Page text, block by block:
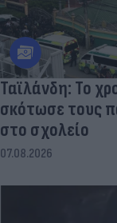
Ταϊλάνδη: Το
σκότωσε τους
στο σχολείο
07.08.2026